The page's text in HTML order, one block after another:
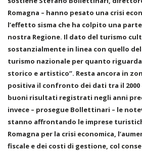
Romagna – hanno pesato una crisi
l’effetto sisma che ha colpito una
nostra Regione. Il dato del turismo
sostanzialmente in linea con quello
turismo nazionale per quanto
storico e artistico”. Resta ancora in
positiva il confronto dei dati tra il 2000
buoni risultati registrati negli anni
invece – prosegue Bollettinari – le
stanno affrontando le imprese
Romagna per la crisi economica,
fiscale e dei costi di gestione, col